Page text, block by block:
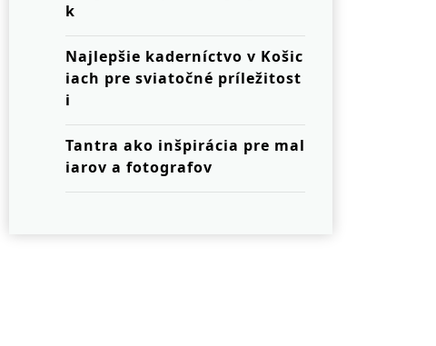
k
Najlepšie kaderníctvo v Košic
iach pre sviatočné príležitost
i
Tantra ako inšpirácia pre mal
iarov a fotografov